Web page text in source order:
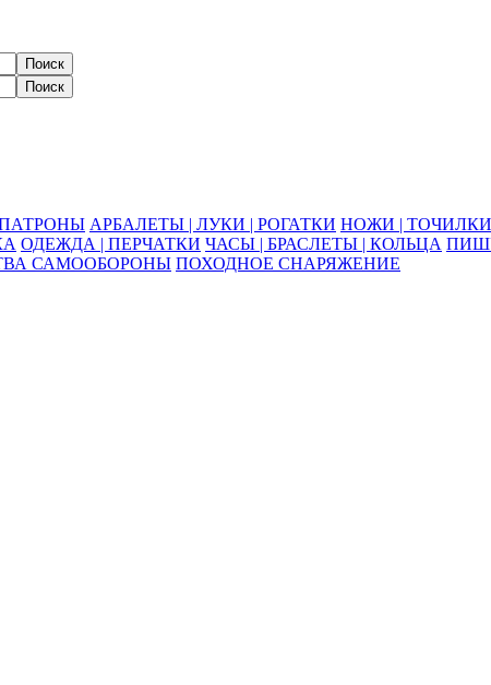
АРБАЛЕТЫ | ЛУКИ | РОГАТКИ НОЖИ | ТОЧИЛКИ
ОДЕЖДА | ПЕРЧАТКИ ЧАСЫ | БРАСЛЕТЫ | КОЛЬЦА
САМООБОРОНЫ ПОХОДНОЕ СНАРЯЖЕНИЕ